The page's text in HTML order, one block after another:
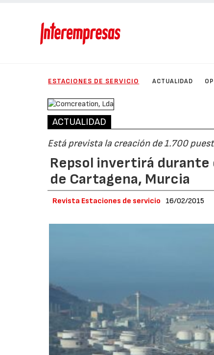
ESTACIONES DE SERVICIO ACTUALIDAD
ACTUALIDAD
Está prevista la creación de 1.700
Repsol invertirá durante
de Cartagena, Murcia
Revista Estaciones de servicio 16/02/2015